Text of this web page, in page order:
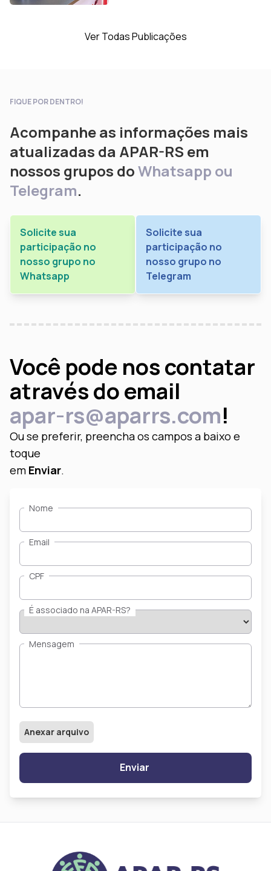
Ver Todas Publicações
FIQUE POR DENTRO!
Acompanhe as informações mais
atualizadas da APAR-RS em
nossos grupos doWhatsapp ou
Telegram.
Solicite sua
participação no
nosso grupo no
Whatsapp
Solicite sua
participação no
nosso grupo no
Telegram
Nome
Email
CPF
É associado na APAR-RS?
Mensagem
Anexar arquivo
Enviar
Você pode nos contatar
através do email
apar-rs@aparrs.com!
Ou se preferir, preencha os campos a baixo e
toque
em Enviar.